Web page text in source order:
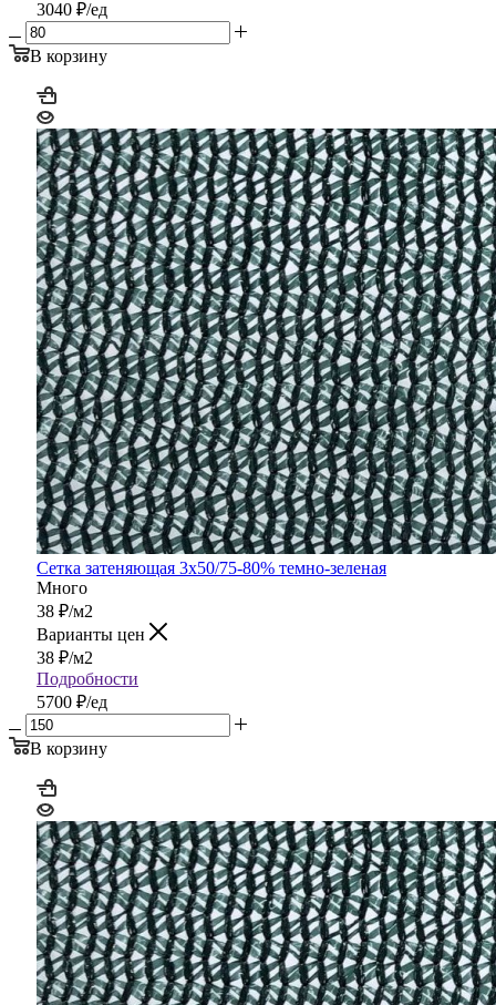
3040 ₽/ед
В корзину
Сетка затеняющая 3х50/75-80% темно-зеленая
Много
38 ₽/м2
Варианты цен
38 ₽/м2
Подробности
5700 ₽/ед
В корзину